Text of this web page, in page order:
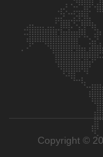
Copyright ©